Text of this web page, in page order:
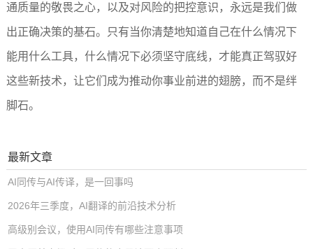
通质量的敬畏之心，以及对风险的把控意识，永远是我们做
出正确决策的基石。只有当你清楚地知道自己在什么情况下
能用什么工具，什么情况下必须坚守底线，才能真正驾驭好
这些新技术，让它们成为推动你事业前进的翅膀，而不是绊
脚石。
最新文章
AI同传与AI传译，是一回事吗
2026年三季度，AI翻译的前沿技术分析
高级别会议，使用AI同传有哪些注意事项